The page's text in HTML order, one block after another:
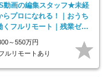
動画の編集スタッフ★未経
らプロになれる！｜おうち
くフルリモート｜残業ゼロ
時退勤◎
～550万円
ルリモートあり